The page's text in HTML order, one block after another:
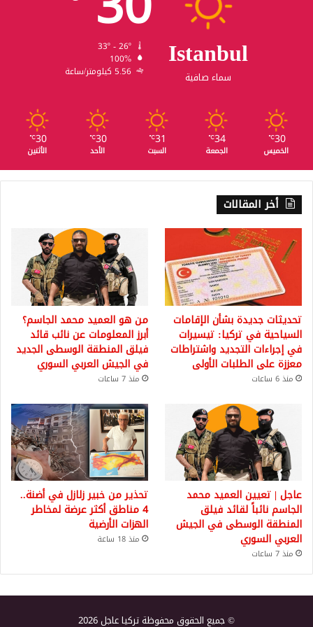
Istanbul
سماء صافية
100%
5.56 كيلومتر/ساعة
30
℃
الخميس
34
℃
الجمعة
31
℃
السبت
30
℃
الأحد
30
℃
الأثنين
أخر المقالات
تحديثات جديدة بشأن الإقامات
السياحية في تركيا: تيسيرات
في إجراءات التجديد واشتراطات
معززة على الطلبات الأولى
منذ 6 ساعات
من هو العميد محمد الجاسم؟
أبرز المعلومات عن نائب قائد
فيلق المنطقة الوسطى الجديد
في الجيش العربي السوري
منذ 7 ساعات
عاجل | تعيين العميد محمد
الجاسم نائباً لقائد فيلق
المنطقة الوسطى في الجيش
العربي السوري
منذ 7 ساعات
تحذير من خبير زلازل في أضنة..
4 مناطق أكثر عرضة لمخاطر
الهزات الأرضية
منذ 18 ساعة
© جميع الحقوق محفوظة تركيا عاجل 2026